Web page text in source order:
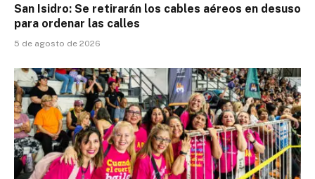
San Isidro: Se retirarán los cables aéreos en desuso
para ordenar las calles
5 de agosto de 2026